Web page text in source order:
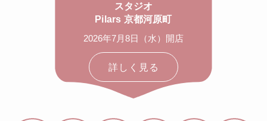
スタジオ
Pilars 京都河原町
2026年7月8日（水）開店
詳しく見る